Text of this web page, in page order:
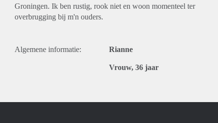
Groningen. Ik ben rustig, rook niet en woon momenteel ter
overbrugging bij m'n ouders.
Algemene informatie: Rianne
Vrouw, 36 jaar